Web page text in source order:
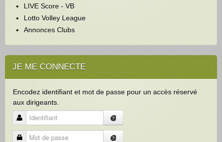
LIVE Score - VB
Lotto Volley League
Annonces Clubs
JE ME CONNECTE
Encodez identifiant et mot de passe pour un accès réservé
aux dirigeants.
Identifiant
Mot de passe